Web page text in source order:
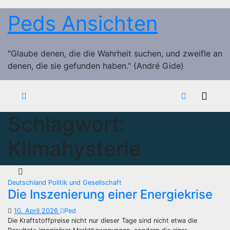
Zum
Inhalt
springen
Peds Ansichten
"Glaube denen, die die Wahrheit suchen, und zweifle an
denen, die sie gefunden haben." (André Gide)
Schlagwort:
Klimahysterie
Deutschland Politik und Gesellschaft
Die Inszenierung einer Energiekrise
10. April 2026
Ped
Die Kraftstoffpreise nicht nur dieser Tage sind nicht etwa die